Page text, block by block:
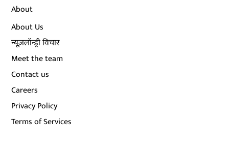
About
About Us
न्यूज़लॉन्ड्री विचार
Meet the team
Contact us
Careers
Privacy Policy
Terms of Services